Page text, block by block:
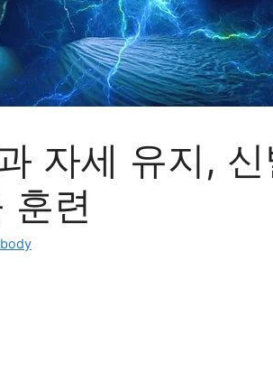
자세 유지,
훈련